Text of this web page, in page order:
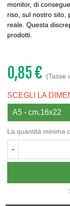
monitor, di
riso, sul nostro sito,
reale. Questa
prodotti.
0,85 € (Tasse
SCEGLI LA
La quantità minima
-